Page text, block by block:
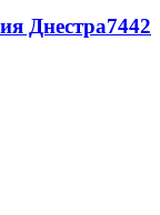
Днестра7442